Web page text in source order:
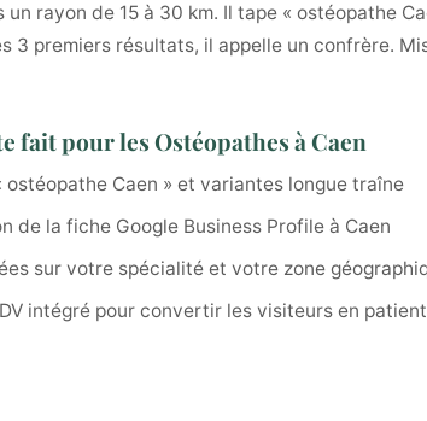
rayon de 15 à 30 km. Il tape « ostéopathe
3 premiers résultats, il appelle un confrère.
fait pour les Ostéopathes à Caen
ostéopathe Caen » et variantes longue traîne
de la fiche Google Business Profile à Caen
sur votre spécialité et votre zone
intégré pour convertir les visiteurs en